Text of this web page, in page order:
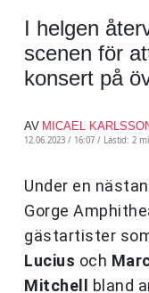
I helgen
scenen för
konsert på
AV MICAEL
12.06.2023 / 16:07 / Lästid: 2
Under en
Gorge
gästartister
Lucius och
Mitchell
bland